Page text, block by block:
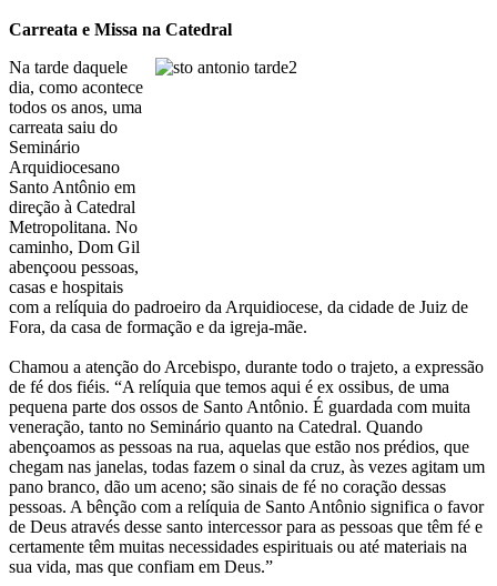
Carreata e Missa na Catedral
Na tarde daquele
dia, como acontece
todos os anos, uma
carreata saiu do
Seminário
Arquidiocesano
Santo Antônio em
direção à Catedral
Metropolitana. No
caminho, Dom Gil
abençoou pessoas,
casas e hospitais
com a relíquia do padroeiro da Arquidiocese, da cidade de Juiz de
Fora, da casa de formação e da igreja-mãe.
Chamou a atenção do Arcebispo, durante todo o trajeto, a expressão
de fé dos fiéis. “A relíquia que temos aqui é ex ossibus, de uma
pequena parte dos ossos de Santo Antônio. É guardada com muita
veneração, tanto no Seminário quanto na Catedral. Quando
abençoamos as pessoas na rua, aquelas que estão nos prédios, que
chegam nas janelas, todas fazem o sinal da cruz, às vezes agitam um
pano branco, dão um aceno; são sinais de fé no coração dessas
pessoas. A bênção com a relíquia de Santo Antônio significa o favor
de Deus através desse santo intercessor para as pessoas que têm fé e
certamente têm muitas necessidades espirituais ou até materiais na
sua vida, mas que confiam em Deus.”